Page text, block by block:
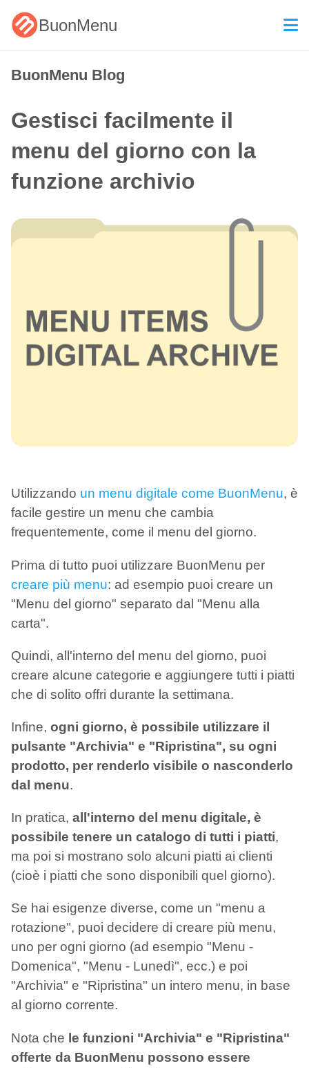
BuonMenu
BuonMenu Blog
Gestisci facilmente il
menu del giorno con la
funzione archivio
Utilizzando un menu digitale come BuonMenu, è
facile gestire un menu che cambia
frequentemente, come il menu del giorno.
Prima di tutto puoi utilizzare BuonMenu per
creare più menu: ad esempio puoi creare un
"Menu del giorno" separato dal "Menu alla
carta".
Quindi, all'interno del menu del giorno, puoi
creare alcune categorie e aggiungere tutti i piatti
che di solito offri durante la settimana.
Infine, ogni giorno, è possibile utilizzare il
pulsante "Archivia" e "Ripristina", su ogni
prodotto, per renderlo visibile o nasconderlo
dal menu.
In pratica, all'interno del menu digitale, è
possibile tenere un catalogo di tutti i piatti,
ma poi si mostrano solo alcuni piatti ai clienti
(cioè i piatti che sono disponibili quel giorno).
Se hai esigenze diverse, come un "menu a
rotazione", puoi decidere di creare più menu,
uno per ogni giorno (ad esempio "Menu -
Domenica", "Menu - Lunedì", ecc.) e poi
"Archivia" e "Ripristina" un intero menu, in base
al giorno corrente.
Nota che le funzioni "Archivia" e "Ripristina"
offerte da BuonMenu possono essere